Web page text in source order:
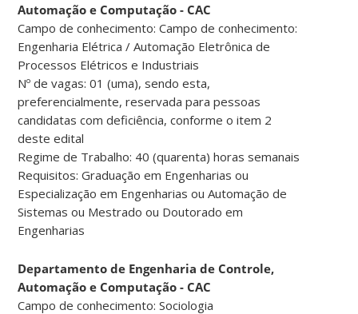
Automação e Computação - CAC
Campo de conhecimento: Campo de conhecimento:
Engenharia Elétrica / Automação Eletrônica de
Processos Elétricos e Industriais
Nº de vagas: 01 (uma), sendo esta,
preferencialmente, reservada para pessoas
candidatas com deficiência, conforme o item 2
deste edital
Regime de Trabalho: 40 (quarenta) horas semanais
Requisitos: Graduação em Engenharias ou
Especialização em Engenharias ou Automação de
Sistemas ou Mestrado ou Doutorado em
Engenharias
Departamento de Engenharia de Controle,
Automação e Computação - CAC
Campo de conhecimento: Sociologia